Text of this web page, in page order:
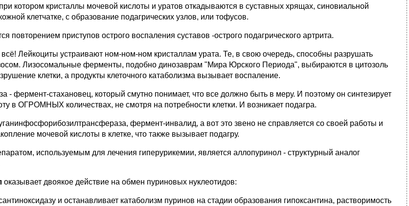
котором кристаллы мочевой кислоты и уратов откадываются в суставных хрящах, синовиальной
клетчатке, с образование подагрических узлов, или тофусов.
повторением приступов острого воспаления суставов -острого подагрического артрита.
Лейкоциты устраивают ном-ном-ном кристаллам урата. Те, в свою очередь, способны разрушать
Лизосомальные ферменты, подобно динозаврам "Мира Юрского Периода", выбираются в цитозоль
клетки, а продукты клеточного катаболизма вызывает воспаление.
- фермент-стахановец, который смутно понимает, что все должно быть в меру. И поэтому он синтезирует
в ОГРОМНЫХ количествах, не смотря на потребности клетки. И возникает подагра.
фермент-инвалид, а вот это звено не справляется со своей работы и
мочевой кислоты в клетке, что также вызывает подагру.
используемым для лечения гиперурикемии, является аллопуринол - структурный аналог
оказывает двоякое действие на обмен пуриновых нуклеотидов:
и останавливает катаболизм пуринов на стадии образования гипоксантина, растворимость